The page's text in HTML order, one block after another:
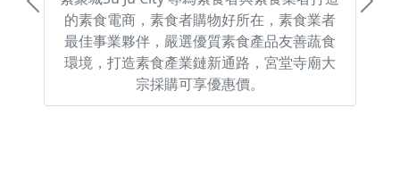
的素食電商，素食者購物好所在，素食業者
最佳事業夥伴，嚴選優質素食產品友善蔬食
環境，打造素食產業鏈新通路，宮堂寺廟大
宗採購可享優惠價。
Previous Next